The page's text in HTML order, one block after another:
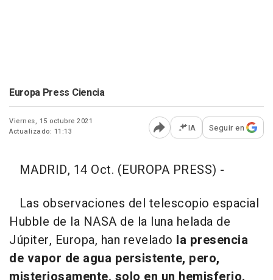
Europa Press Ciencia
Viernes, 15 octubre 2021
Actualizado: 11:13
Abrir opciones para
IA Seguir en
MADRID, 14 Oct. (EUROPA PRESS) -
Las observaciones del telescopio espacial
Hubble de la NASA de la luna helada de
Júpiter, Europa, han revelado la presencia
de vapor de agua persistente, pero,
misteriosamente, solo en un hemisferio.